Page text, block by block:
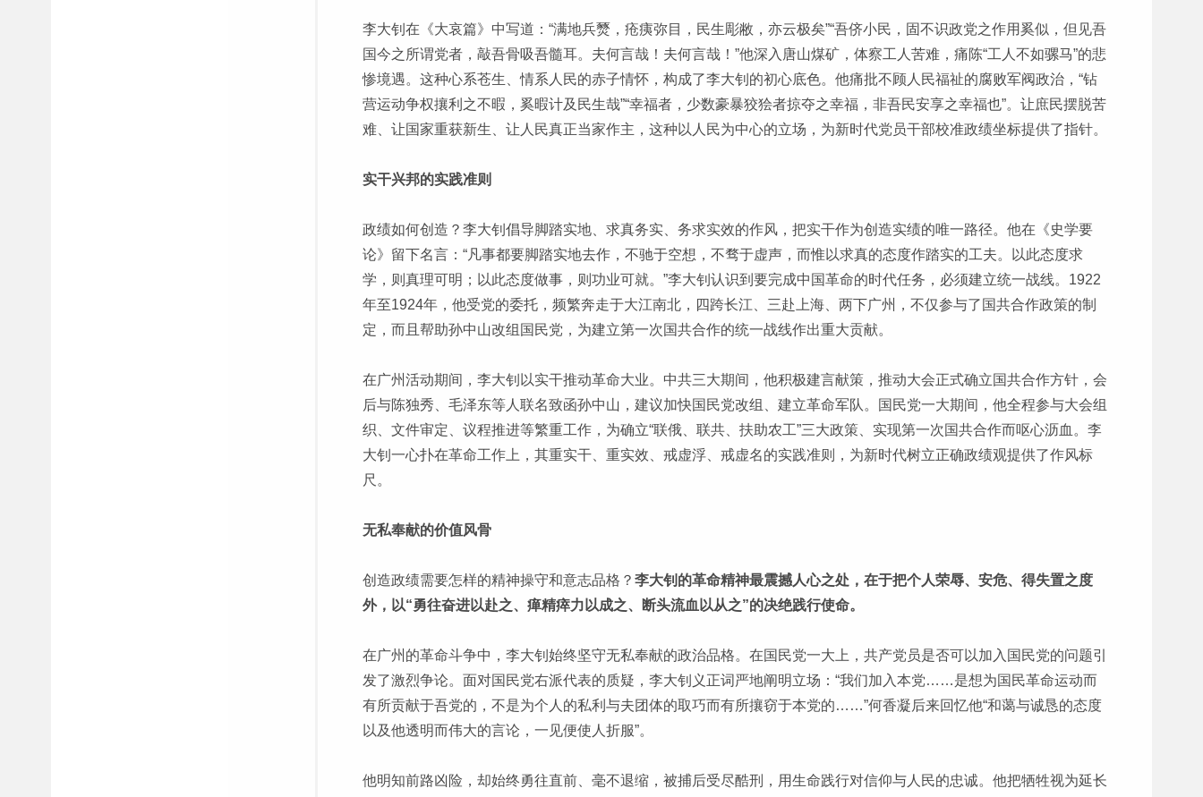
李大钊在《大哀篇》中写道：“满地兵燹，疮痍弥目，民生彫敝，亦云极矣”“吾侪小民，固不识政党之作用奚似，但见吾
国今之所谓党者，敲吾骨吸吾髓耳。夫何言哉！夫何言哉！”他深入唐山煤矿，体察工人苦难，痛陈“工人不如骡马”的悲
惨境遇。这种心系苍生、情系人民的赤子情怀，构成了李大钊的初心底色。他痛批不顾人民福祉的腐败军阀政治，“钻
营运动争权攘利之不暇，奚暇计及民生哉”“幸福者，少数豪暴狡狯者掠夺之幸福，非吾民安享之幸福也”。让庶民摆脱苦
难、让国家重获新生、让人民真正当家作主，这种以人民为中心的立场，为新时代党员干部校准政绩坐标提供了指针。
实干兴邦的实践准则
政绩如何创造？李大钊倡导脚踏实地、求真务实、务求实效的作风，把实干作为创造实绩的唯一路径。他在《史学要
论》留下名言：“凡事都要脚踏实地去作，不驰于空想，不骛于虚声，而惟以求真的态度作踏实的工夫。以此态度求
学，则真理可明；以此态度做事，则功业可就。”李大钊认识到要完成中国革命的时代任务，必须建立统一战线。1922
年至1924年，他受党的委托，频繁奔走于大江南北，四跨长江、三赴上海、两下广州，不仅参与了国共合作政策的制
定，而且帮助孙中山改组国民党，为建立第一次国共合作的统一战线作出重大贡献。
在广州活动期间，李大钊以实干推动革命大业。中共三大期间，他积极建言献策，推动大会正式确立国共合作方针，会
后与陈独秀、毛泽东等人联名致函孙中山，建议加快国民党改组、建立革命军队。国民党一大期间，他全程参与大会组
织、文件审定、议程推进等繁重工作，为确立“联俄、联共、扶助农工”三大政策、实现第一次国共合作而呕心沥血。李
大钊一心扑在革命工作上，其重实干、重实效、戒虚浮、戒虚名的实践准则，为新时代树立正确政绩观提供了作风标
尺。
无私奉献的价值风骨
创造政绩需要怎样的精神操守和意志品格？ 李大钊的革命精神最震撼人心之处，在于把个人荣辱、安危、得失置之度
外，以“勇往奋进以赴之、瘅精瘁力以成之、断头流血以从之”的决绝践行使命。
在广州的革命斗争中，李大钊始终坚守无私奉献的政治品格。在国民党一大上，共产党员是否可以加入国民党的问题引
发了激烈争论。面对国民党右派代表的质疑，李大钊义正词严地阐明立场：“我们加入本党……是想为国民革命运动而
有所贡献于吾党的，不是为个人的私利与夫团体的取巧而有所攘窃于本党的……”何香凝后来回忆他“和蔼与诚恳的态度
以及他透明而伟大的言论，一见便使人折服”。
他明知前路凶险，却始终勇往直前、毫不退缩，被捕后受尽酷刑，用生命践行对信仰与人民的忠诚。他把牺牲视为延长